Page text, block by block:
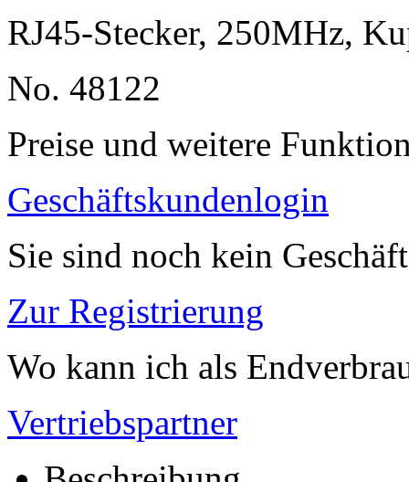
RJ45-Stecker, 250MHz,
No. 48122
Preise und weitere
Geschäftskundenlogin
Sie sind noch kein
Zur Registrierung
Wo kann ich als
Vertriebspartner